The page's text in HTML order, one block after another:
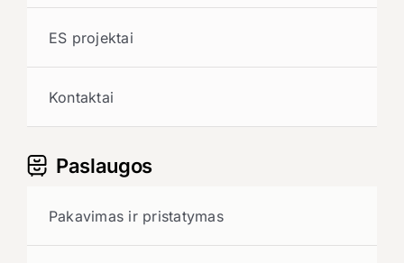
ES projektai
Kontaktai
Paslaugos
Pakavimas ir pristatymas